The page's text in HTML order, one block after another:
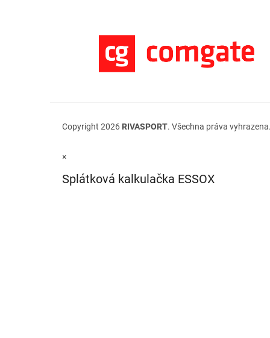
Copyright 2026 RIVASPORT. Všechna práva
×
Splátková kalkulačka ESSOX